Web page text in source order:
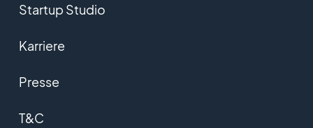
Startup Studio
Karriere
Presse
T&C